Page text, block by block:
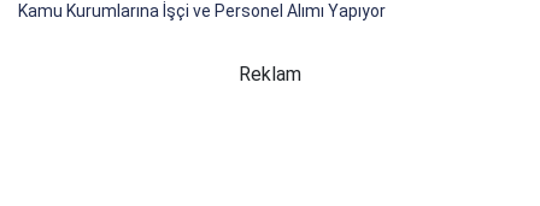
Kamu Kurumlarına İşçi ve Personel Alımı Yapıyor
Reklam